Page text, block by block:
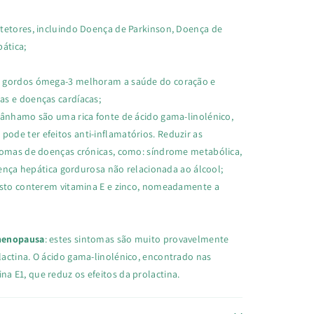
incluindo Doença de Parkinson, Doença de
gordos ómega-3 melhoram a saúde do coração e
e doenças cardíacas;
são uma rica fonte de ácido gama-linolénico,
ter efeitos anti-inflamatórios. Reduzir as
de doenças crónicas, como: síndrome metabólica,
hepática gordurosa não relacionada ao álcool;
conterem vitamina E e zinco, nomeadamente a
: estes sintomas são muito provavelmente
O ácido gama-linolénico, encontrado nas
E1, que reduz os efeitos da prolactina.